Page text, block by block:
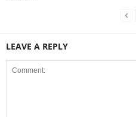
LEAVE A REPLY